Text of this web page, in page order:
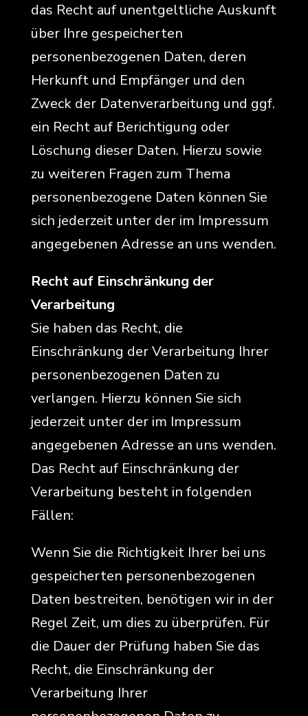
das Recht auf unentgeltliche Auskunft
über Ihre gespeicherten
personenbezogenen Daten, deren
Herkunft und Empfänger und den
Zweck der Datenverarbeitung und ggf.
ein Recht auf Berichtigung oder
Löschung dieser Daten. Hierzu sowie
zu weiteren Fragen zum Thema
personenbezogene Daten können Sie
sich jederzeit unter der im Impressum
angegebenen Adresse an uns wenden.
Recht auf Einschränkung der
Verarbeitung
Sie haben das Recht, die
Einschränkung der Verarbeitung Ihrer
personenbezogenen Daten zu
verlangen. Hierzu können Sie sich
jederzeit unter der im Impressum
angegebenen Adresse an uns wenden.
Das Recht auf Einschränkung der
Verarbeitung besteht in folgenden
Fällen:
Wenn Sie die Richtigkeit Ihrer bei uns
gespeicherten personenbezogenen
Daten bestreiten, benötigen wir in der
Regel Zeit, um dies zu überprüfen. Für
die Dauer der Prüfung haben Sie das
Recht, die Einschränkung der
Verarbeitung Ihrer